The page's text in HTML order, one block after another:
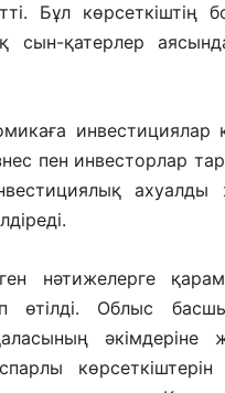
Бұл
сын-қатерлер
инвестициялар
пен инвесторлар
ахуалды
нәтижелерге
өтілді. Облыс
әкімдеріне